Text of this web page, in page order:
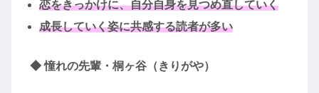
恋をきっかけに、自分自身を見つめ直していく
成長していく姿に共感する読者が多い
◆ 憧れの先輩・桐ヶ谷（きりがや）